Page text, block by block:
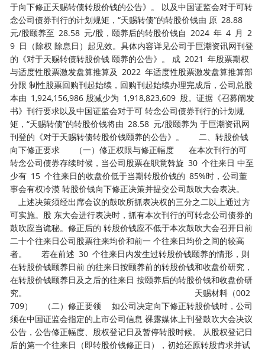
于向下修正天赐转债转股价钱的公告》。 以及中国证监会对于可转
念公司债券刊行的计划规矩，“天赐转债”的转股价钱由 原 28.88
元/股颐养至 28.58 元/股，颐养后的转股价钱自 2024 年 4 月 2
9 日（除权 除息日）起见效。具体内容详见公司于巨潮资讯网刊登
的《对于天赐转债转股价钱 颐养的公告》。 成 2021 年股票期权
与适度性股票激发盘算推算及 2022 年适度性股票激发盘算推算部
分限 制性股票回购刊起始续，回购刊起始续办理完成后，公司总股
本由 1,924,156,986 股减少为 1,918,823,609 股。证据《召募阐发
书》刊行要求以及中国证监会对于可 转念公司债券刊行的计划规
矩，“天赐转债”的转股价钱将由 28.58 元/股颐养为 于巨潮资讯网
刊登的《对于天赐转债转股价钱颐养的公告》。 二、转股价钱
向下修正要求 （一）修正权限与修正幅度 在本次刊行的可
转念公司债券存续时候，当公司股票在职意斡旋 30 个往来日 中至
少有 15 个往来日的收盘价低于当期转股价钱的 85%时，公司董
事会有权冷漠 转股价钱向下修正决策并提交公司鼓吹大会表决。
上述决策须经出席会议的鼓吹所抓表决权的三分之二以上通过方
可实施。股 东大会进行表决时，抓有本次刊行的可转念公司债券的
鼓吹应当诡秘。修正后的 转股价钱应不低于本次鼓吹大会召开日前
二十个往来日公司股票往来均价和前一 个往来日均价之间的较高
者。 若在前述 30 个往来日内发生过转股价钱颐养的情形，则
在转股价钱颐养日前 的往来日按颐养前的转股价钱和收盘价研究，
在转股价钱颐养日及之后的往来日 按颐养后的转股价钱和收盘价研
究。 天赐材料（002
709） （二）修正要领 如公司决定向下修正转股价钱时，公司
须在中国证监会指定的上市公司信息 裸露媒体上刊登鼓吹大会决议
公告，公告修正幅度、股权登记日及暂停转股时候。 从股权登记日
后的第一个往来日（即转股价钱修正日），初始还原转股肯求并试